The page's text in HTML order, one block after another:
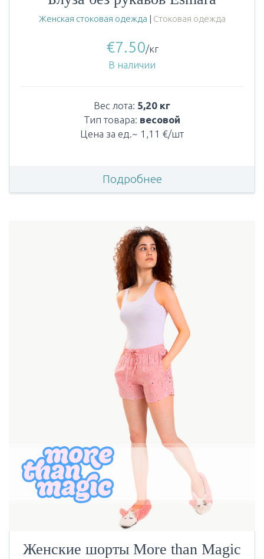
Женская стоковая одежда | Стоковая одежда
€7.50/кг
В наличии
Вес лота: 5,20 кг
Тип товара: весовой
Цена за ед.~ 1,11 €/шт
Подробнее
Женские шорты More than Magic